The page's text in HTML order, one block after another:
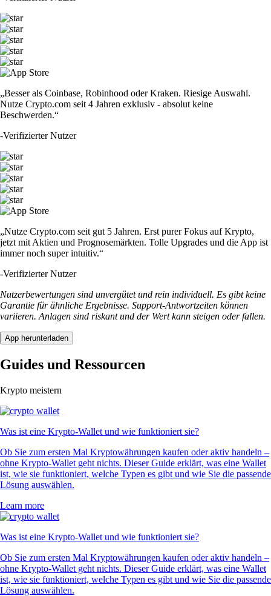
„Besser als Coinbase, Robinhood oder Kraken. Riesige Auswahl.
Nutze Crypto.com seit 4 Jahren exklusiv - absolut keine
Beschwerden.“
-Verifizierter Nutzer
„Nutze Crypto.com seit gut 5 Jahren. Erst purer Fokus auf Krypto,
jetzt mit Aktien und Prognosemärkten. Tolle Upgrades und die App ist
immer noch super intuitiv.“
-Verifizierter Nutzer
Nutzerbewertungen sind unvergütet und rein individuell. Es gibt keine
Garantie für ähnliche Ergebnisse. Support-Antwortzeiten können
variieren. Anlagen sind riskant und der Wert kann steigen oder fallen.
App herunterladen
Guides und Ressourcen
Krypto meistern
Was ist eine Krypto-Wallet und wie funktioniert sie?
Ob Sie zum ersten Mal Kryptowährungen kaufen oder aktiv handeln –
ohne Krypto-Wallet geht nichts. Dieser Guide erklärt, was eine Wallet
ist, wie sie funktioniert, welche Typen es gibt und wie Sie die passende
Lösung auswählen.
Learn more
Was ist eine Krypto-Wallet und wie funktioniert sie?
Ob Sie zum ersten Mal Kryptowährungen kaufen oder aktiv handeln –
ohne Krypto-Wallet geht nichts. Dieser Guide erklärt, was eine Wallet
ist, wie sie funktioniert, welche Typen es gibt und wie Sie die passende
Lösung auswählen.